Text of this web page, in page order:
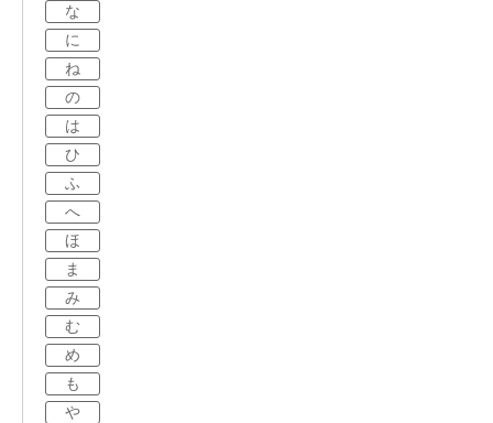
な
に
ね
の
は
ひ
ふ
へ
ほ
ま
み
む
め
も
や